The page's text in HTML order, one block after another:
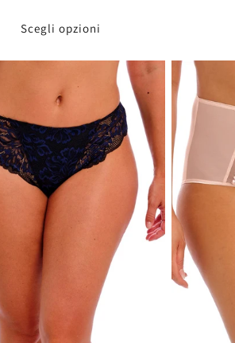
Scegli opzioni